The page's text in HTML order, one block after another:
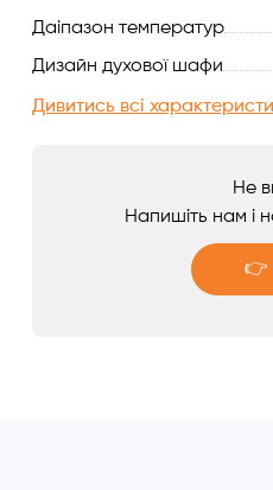
Аксесуари
Даіпазон температур
Дизайн духової шафи
Дивитись всі
Не
Напишіть нам і
👉